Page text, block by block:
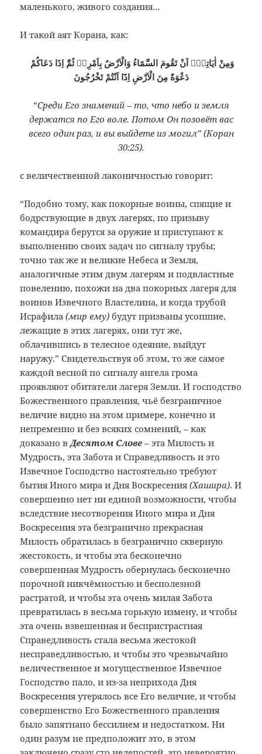
маленького, живого создания…
И такой аят Корана, как:
دَعْوَةً مِنَ الْاَرْضِ اِذَٓا اَنْتُمْ تَخْرُجُونَ
“Среди Его знамений – то, что небо и земля
держатся по Его воле. Потом Он позовёт вас
всего один раз, и вы выйдете из могил” (Коран
30:25).
с величественной лаконичностью говорит:
“Подобно тому, как покорные воины, спящие и
бодрствующие в двух лагерях, по призыву
командира берутся за оружие и приступают к
выполнению своих задач по сигналу трубы;
точно так же и великие Небеса и Земля,
аналогичные этим двум лагерям и подвластные
повелению, похожи на два покорных лагеря для
воинов Извечного Властелина, и когда трубой
Исрафила(мир ему) будут призваны усопшие,
лежащие в этих лагерях, они тут же,
облачившись в телесное одеяние, выйдут
наружу.” Свидетельствуя об этом, то же самое
каждой весной по сигналу ангела грома
проявляют обитатели лагеря Земли. И господство
Божественного правления, чьё безграничное
величие видно на этом примере, конечно и
непременно и без всяких сомнений, – как
доказано вДесятом Слове– эта Милость и
Мудрость, эта Забота и Справедливость и это
Извечное Господство настоятельно требуют
бытия Иного мира и Дня Воскресения (Хашира). И
совершенно нет ни единой возможности, чтобы
вследствие несотворения Иного мира и Дня
Воскресения эта безгранично прекрасная
Милость обратилась в безгранично скверную
жестокость, и чтобы эта бесконечно
совершенная Мудрость обернулась бесконечно
порочной никчёмностью и бесполезной
растратой, и чтобы эта очень милая Забота
превратилась в весьма горькую измену, и чтобы
эта очень взвешенная и беспристрастная
Справедливость стала весьма жестокой
несправедливостью, и чтобы это чрезвычайно
величественное и могущественное Извечное
Господство пало, и из-за неприхода Дня
Воскресения утерялось все Его величие, и чтобы
совершенство Его Божественного правления
было запятнано бессилием и недостатком. Ни
один разум не предположит это, в этом